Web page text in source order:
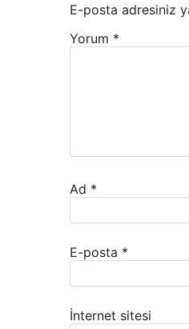
E-posta adresiniz
Yorum *
Ad *
E-posta *
İnternet sitesi